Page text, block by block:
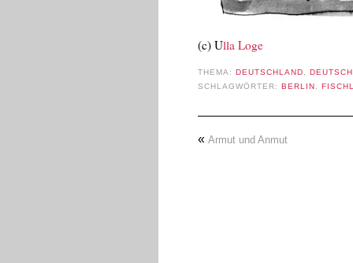
(c) Ulla Loge
THEMA: DEUTSCHLAND
SCHLAGWÖRTER: BERLIN ,
« Armut und Anmut